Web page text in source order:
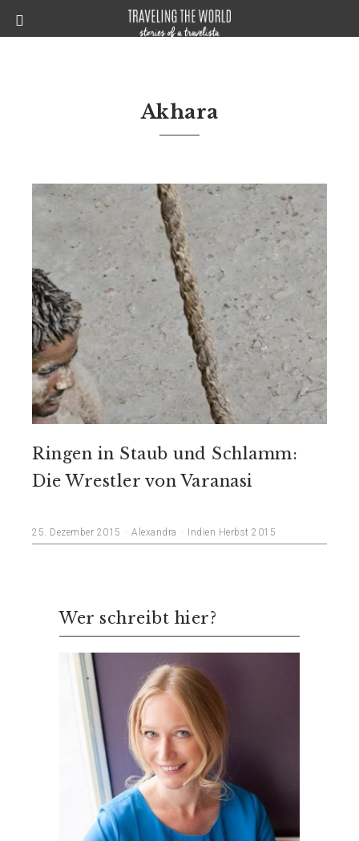
Akhara
Ringen in Staub und Schlamm:
Die Wrestler von Varanasi
25. Dezember 2015 Alexandra Indien Herbst 2015
Wer schreibt hier?